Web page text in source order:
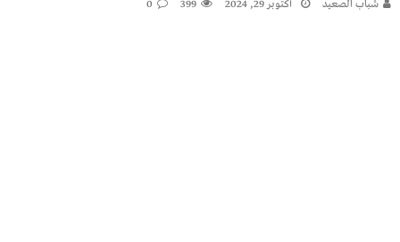
شباب الصعيد أكتوبر 29, 2024 399
0